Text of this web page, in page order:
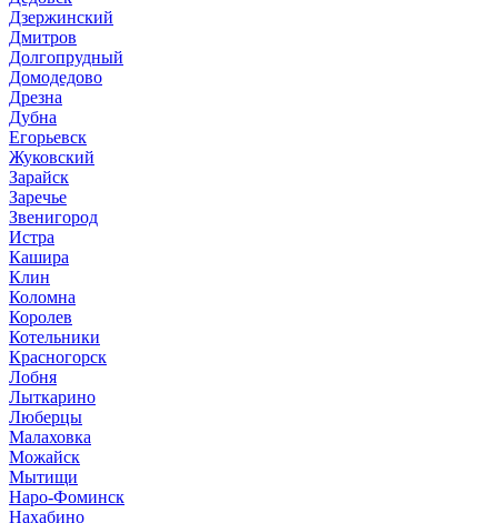
Дзержинский
Дмитров
Долгопрудный
Домодедово
Дрезна
Дубна
Егорьевск
Жуковский
Зарайск
Заречье
Звенигород
Истра
Кашира
Клин
Коломна
Королев
Котельники
Красногорск
Лобня
Лыткарино
Люберцы
Малаховка
Можайск
Мытищи
Наро-Фоминск
Нахабино